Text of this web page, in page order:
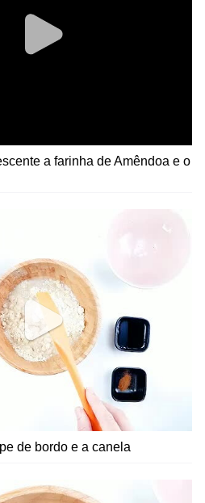
a farinha de Amêndoa e o
de bordo e a canela